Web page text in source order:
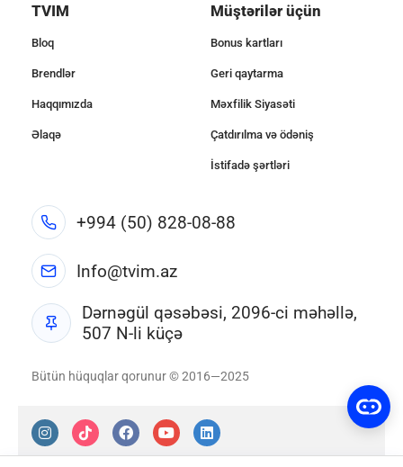
TVIM
Bloq
Brendlər
Haqqımızda
Əlaqə
Müştərilər üçün
Bonus kartları
Geri qaytarma
Məxfilik Siyasəti
Çatdırılma və ödəniş
İstifadə şərtləri
+994 (50) 828-08-88
Info@tvim.az
Dərnəgül qəsəbəsi, 2096-ci məhəllə,
507 N-li küçə
Bütün hüquqlar qorunur © 2016—2025